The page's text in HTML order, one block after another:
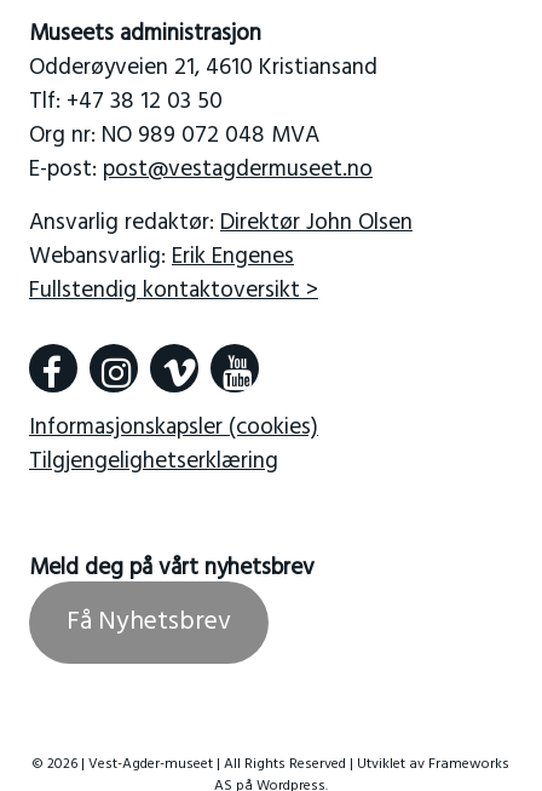
Museets administrasjon
Odderøyveien 21, 4610 Kristiansand
Tlf: +47 38 12 03 50
Org nr: NO 989 072 048 MVA
E-post: post@vestagdermuseet.no
Ansvarlig redaktør: Direktør John Olsen
Webansvarlig: Erik Engenes
Fullstendig kontaktoversikt >
Informasjonskapsler (cookies)
Tilgjengelighetserklæring
Meld deg på vårt nyhetsbrev
Få Nyhetsbrev
© 2026 | Vest-Agder-museet | All Rights Reserved | Utviklet av Frameworks
AS på Wordpress.